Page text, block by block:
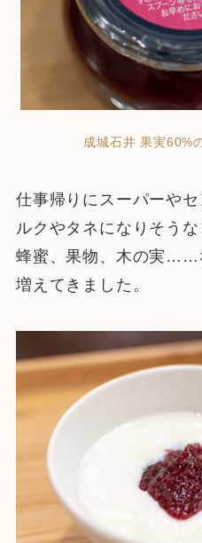
成城石井 果実60%
仕事帰りにスーパーや
ルクやタネになりそう
蜂蜜、果物、木の実……
増えてきました。